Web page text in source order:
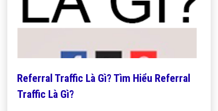
Referral Traffic Là Gì? Tìm Hiểu Referral
Traffic Là Gì?